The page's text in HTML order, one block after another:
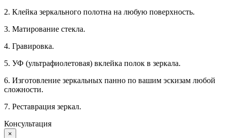
2. Клейка зеркального полотна на любую поверхность.
3. Матирование стекла.
4. Гравировка.
5. УФ (ультрафиолетовая) вклейка полок в зеркала.
6. Изготовление зеркальных панно по вашим эскизам любой
сложности.
7. Реставрация зеркал.
Консультация
×